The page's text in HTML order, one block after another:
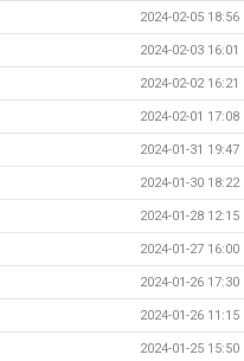
2024-02-05 18:56
2024-02-03 16:01
2024-02-02 16:21
2024-02-01 17:08
2024-01-31 19:47
2024-01-30 18:22
2024-01-28 12:15
2024-01-27 16:00
2024-01-26 17:30
2024-01-26 11:15
2024-01-25 15:50